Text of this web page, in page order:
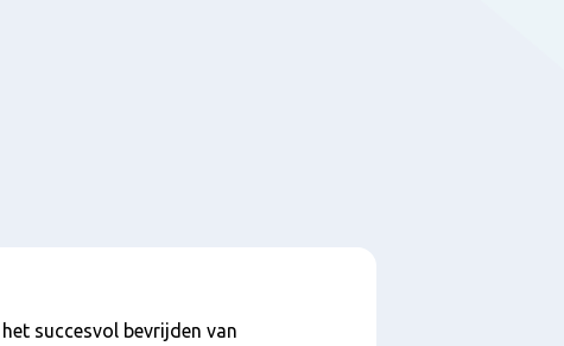
succesvol bevrijden van